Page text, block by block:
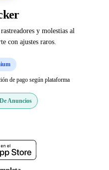
y molestias al
con ajustes raros.
de pago según plataforma
Anuncios